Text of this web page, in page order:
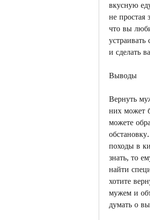
вкусную
не простая
что вы
и сделать
Выводы
Вернуть
них может
можете
походы в
знать, то
найти
хотите
мужем и
думать о